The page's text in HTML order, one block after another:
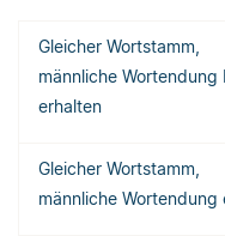
Gleicher Wortstamm,
männliche Wortendung
erhalten
Gleicher Wortstamm,
männliche Wortendung